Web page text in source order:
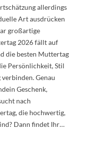
allerdings
Art ausdrücken
großartige
2026 fällt auf
die besten Muttertag
Persönlichkeit, Stil
Genau
Geschenk,
nach
die hochwertig,
Dann findet Ihr…